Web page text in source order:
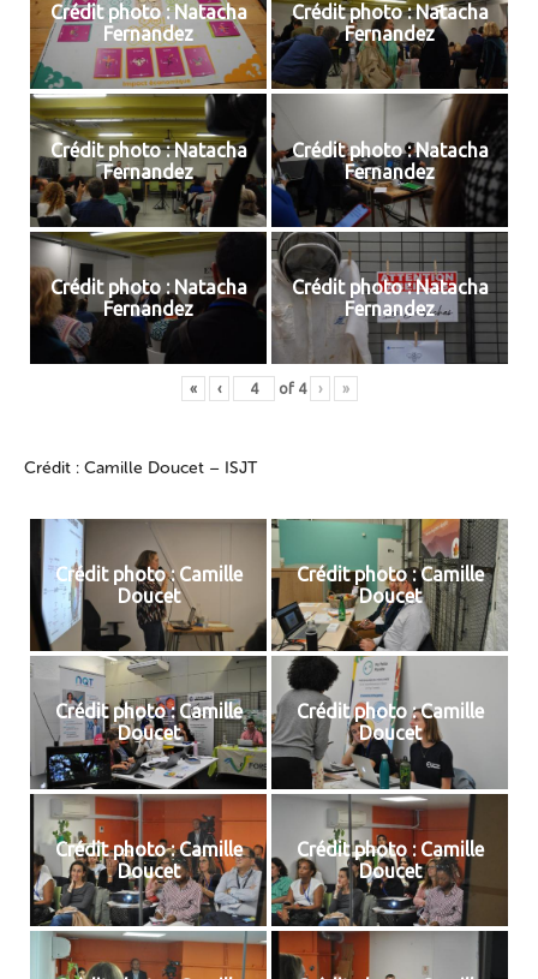
Crédit photo : Natacha
Fernandez
Crédit photo : Natacha
Fernandez
Crédit photo : Natacha
Fernandez
Crédit photo : Natacha
Fernandez
Crédit photo : Natacha
Fernandez
Crédit photo : Natacha
Fernandez
« ‹ of 4 › »
Crédit : Camille Doucet – ISJT
Crédit photo : Camille
Doucet
Crédit photo : Camille
Doucet
Crédit photo : Camille
Doucet
Crédit photo : Camille
Doucet
Crédit photo : Camille
Doucet
Crédit photo : Camille
Doucet